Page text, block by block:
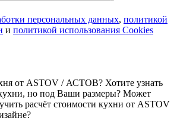
персональных данных, политикой
и политикой использования Cookies
от ASTOV / АСТОВ? Хотите узнать
но под Ваши размеры? Может
расчёт стоимости кухни от ASTOV